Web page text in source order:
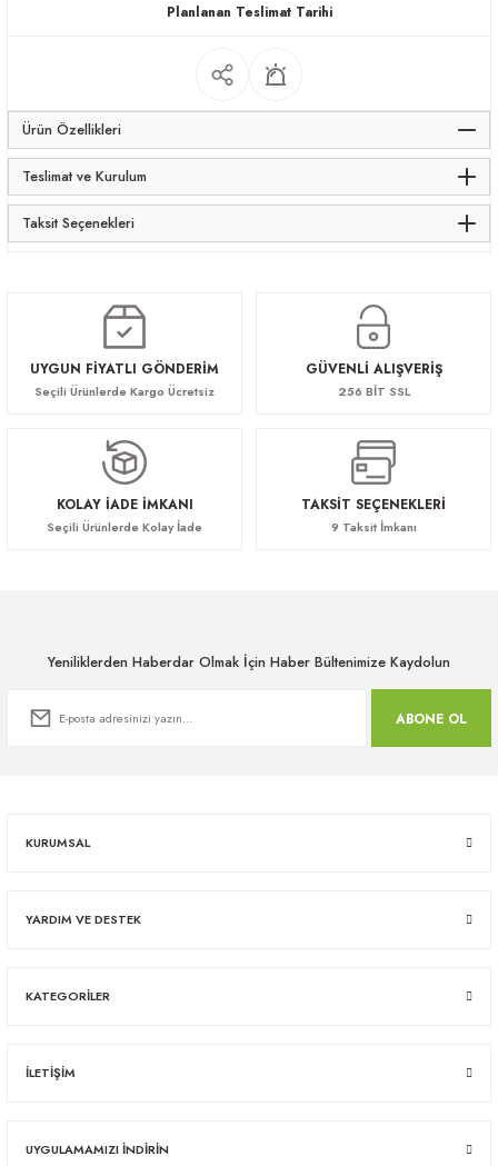
Planlanan Teslimat Tarihi
Ürün Özellikleri
Teslimat ve Kurulum
Taksit Seçenekleri
UYGUN FİYATLI GÖNDERİM
Seçili Ürünlerde Kargo Ücretsiz
GÜVENLİ ALIŞVERİŞ
256 BİT SSL
KOLAY İADE İMKANI
Seçili Ürünlerde Kolay İade
TAKSİT SEÇENEKLERİ
9 Taksit İmkanı
Yeniliklerden Haberdar Olmak İçin Haber Bültenimize Kaydolun
ABONE OL
KURUMSAL
YARDIM VE DESTEK
KATEGORİLER
İLETİŞİM
UYGULAMAMIZI İNDİRİN